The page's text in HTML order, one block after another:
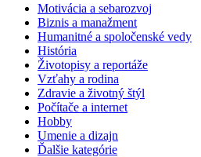
Motivácia a sebarozvoj
Biznis a manažment
Humanitné a spoločenské vedy
História
Životopisy a reportáže
Vzťahy a rodina
Zdravie a životný štýl
Počítače a internet
Hobby
Umenie a dizajn
Ďalšie kategórie